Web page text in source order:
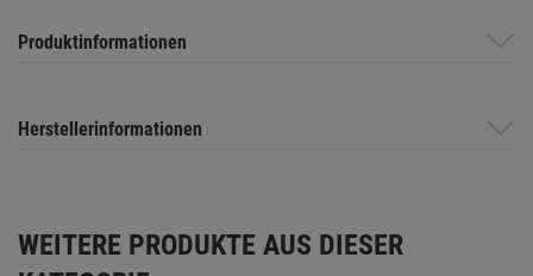
Produktinformationen
Herstellerinformationen
WEITERE PRODUKTE AUS DIESER